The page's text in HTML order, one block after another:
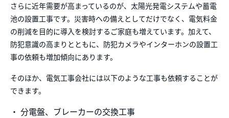
さらに近年需要が高まっているのが、太陽光発電システムや蓄電
池の設置工事です。災害時への備えとしてだけでなく、電気料金
の削減を目的に導入を検討するご家庭も増えています。加えて、
防犯意識の高まりとともに、防犯カメラやインターホンの設置工
事の依頼も増加傾向にあります。
そのほか、電気工事会社には以下のような工事も依頼することが
できます。
・ 分電盤、ブレーカーの交換工事